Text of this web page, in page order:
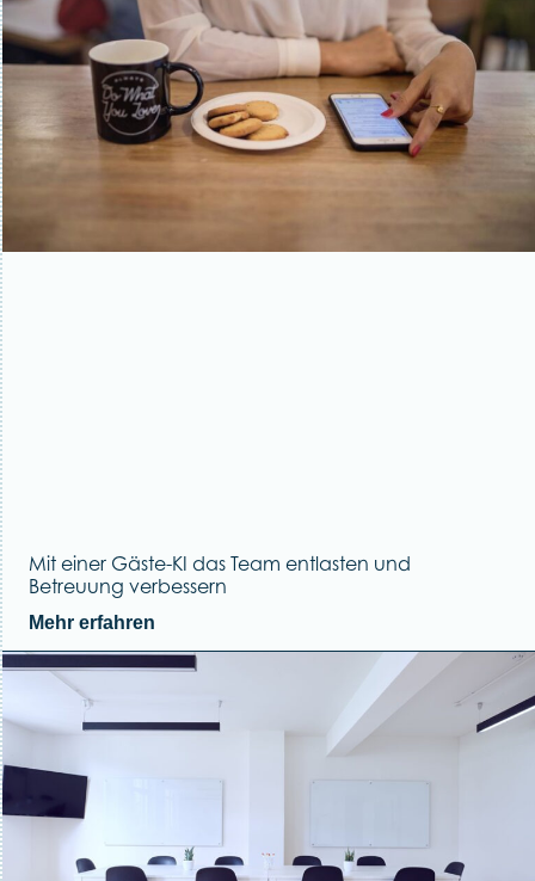
Mit einer Gäste-KI das Team entlasten und
Betreuung verbessern
Mehr erfahren